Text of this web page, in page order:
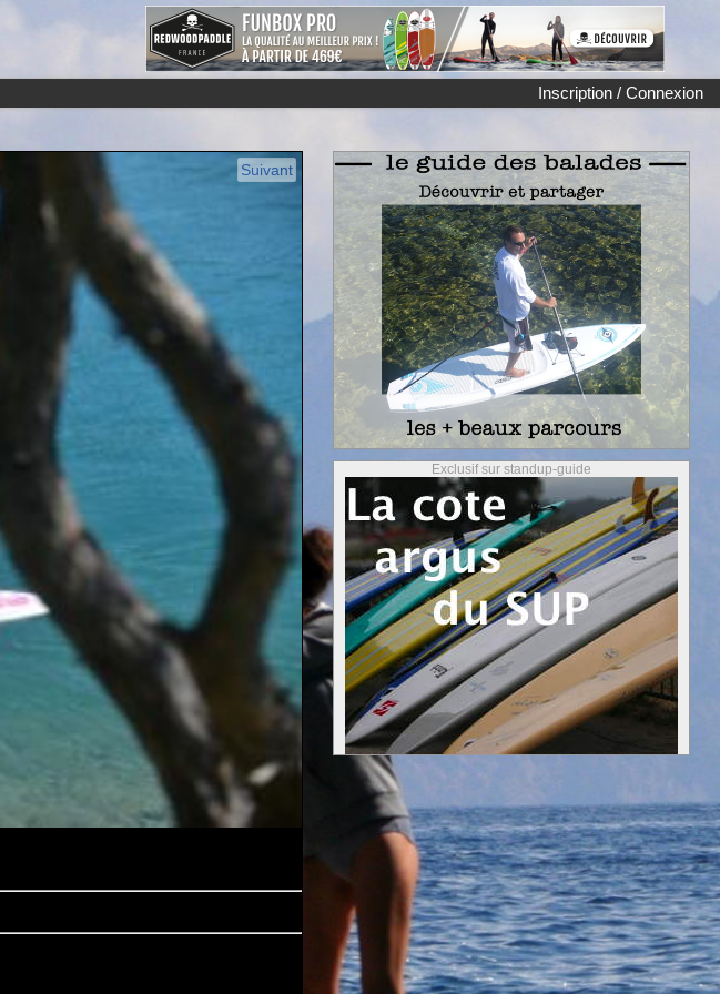
Inscription / Connexion
Suivant
Exclusif sur standup-guide